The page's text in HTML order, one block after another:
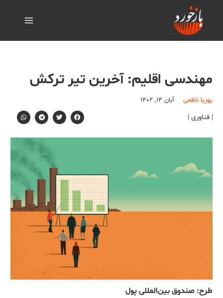
مهندسی اقلیم: آخرین تیر ترکش
پوریا ناظمی آبان ۱۴, ۱۴۰۲
| فناوری |
طرح: صندوق بین‌المللی پول